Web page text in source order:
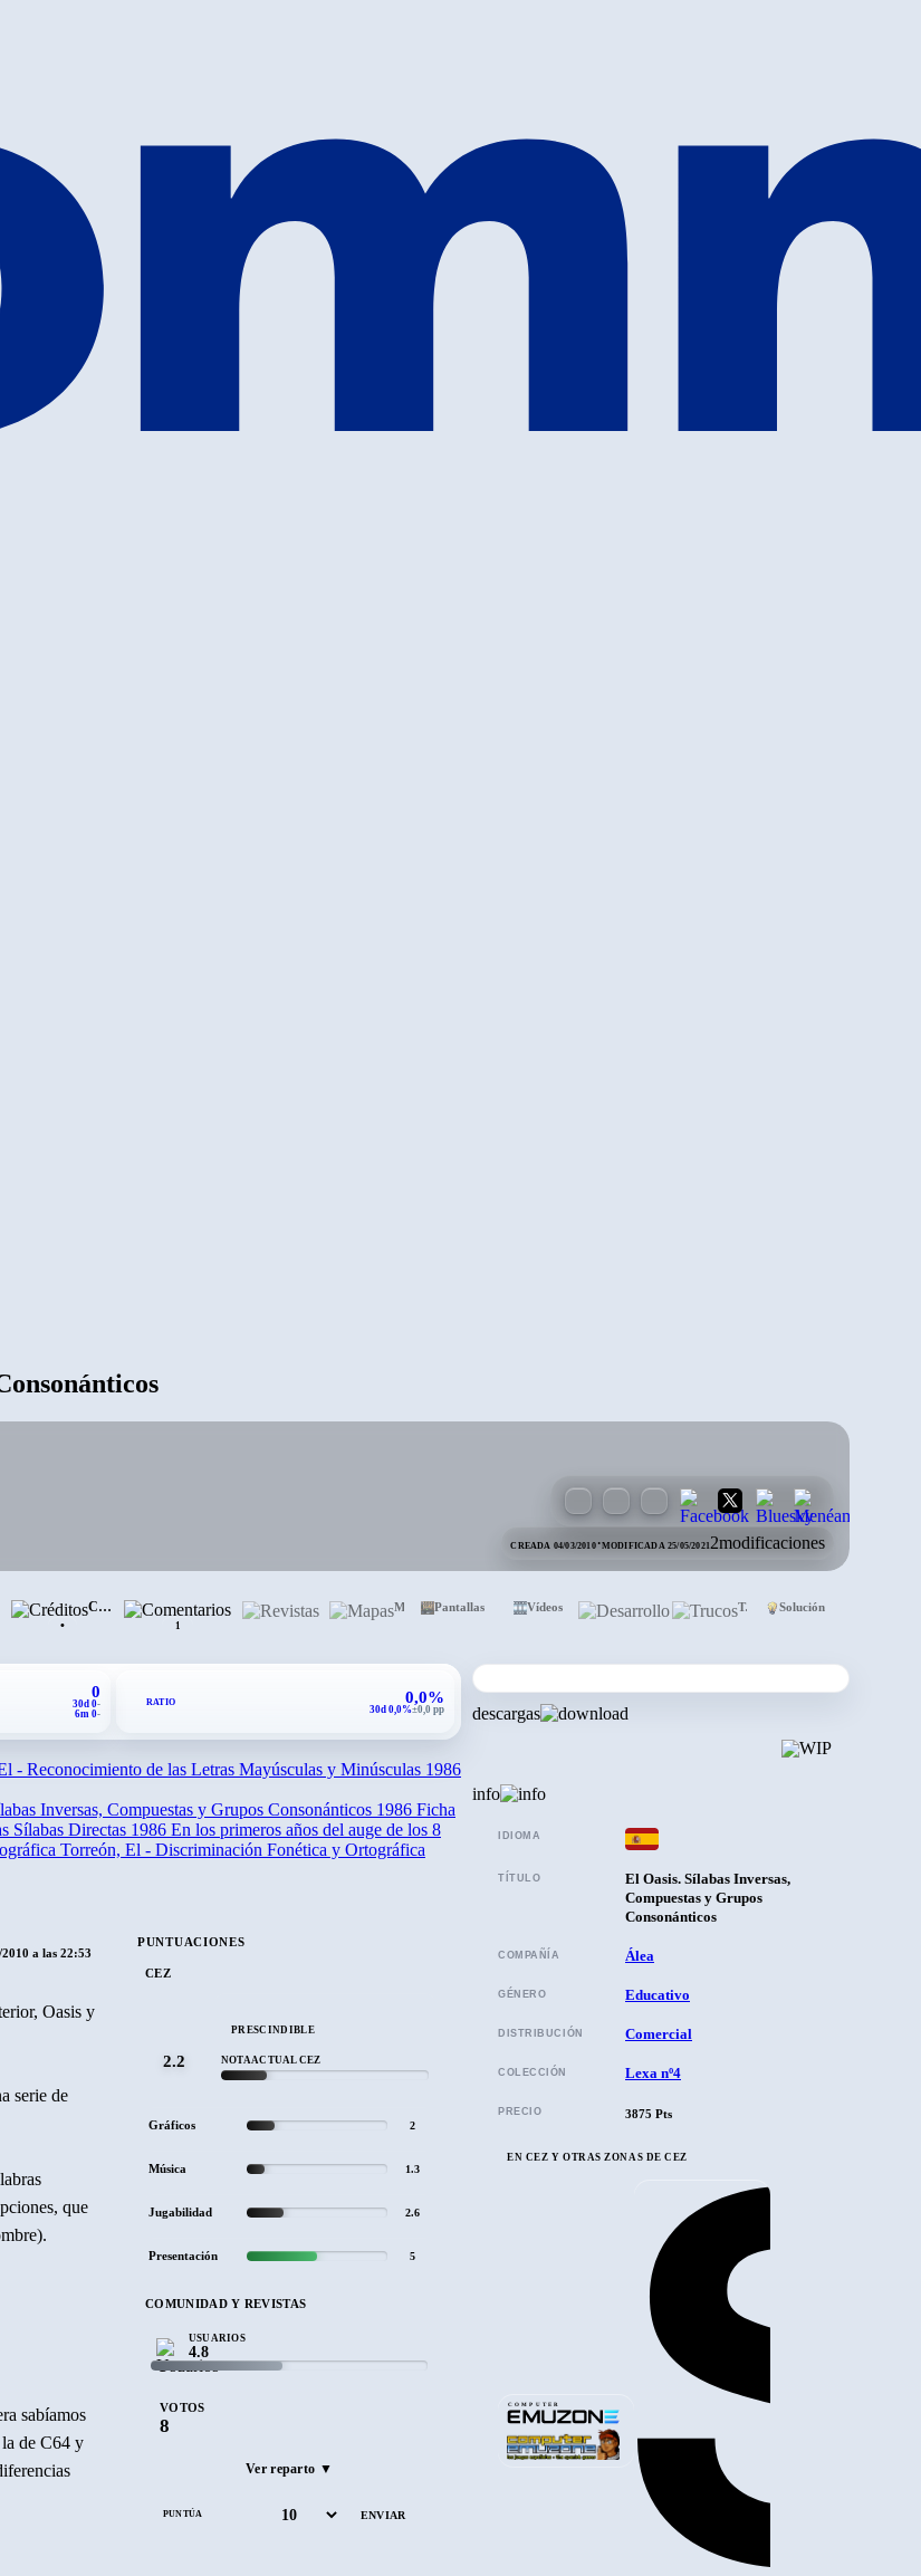
CREADA 04/03/2010·MODIFICADA 25/05/20212modificaciones
Créditos
•
Comentarios
1
Revistas Pantallas Vídeos Desarrollo Trucos Solución
descargas
info
IDIOMA
TÍTULO
El Oasis. Sílabas Inversas,
Compuestas y Grupos
Consonánticos
COMPAÑÍA Álea
GÉNERO Educativo
DISTRIBUCIÓN Comercial
COLECCIÓN Lexa nº4
PRECIO 3875 Pts
EN CEZ Y OTRAS ZONAS DE CEZ
COMPUTER
0
30d 0-
6m 0-
RATIO 0,0%
30d 0,0%±0,0 pp
- Reconocimiento de las Letras Mayúsculas y Minúsculas 1986
Inversas, Compuestas y Grupos Consonánticos 1986 Ficha
Sílabas Directas 1986 En los primeros años del auge de los 8
Torreón, El - Discriminación Fonética y Ortográfica
a las 22:53
Oasis y
serie de
que
sabíamos
la de C64 y
PUNTUACIONES
CEZ
2.2
PRESCINDIBLE
NOTA ACTUAL CEZ
Gráficos 2
Música 1.3
Jugabilidad 2.6
Presentación 5
COMUNIDAD Y REVISTAS
USUARIOS
4.8
VOTOS
8
Ver reparto ▼
PUNTÚA